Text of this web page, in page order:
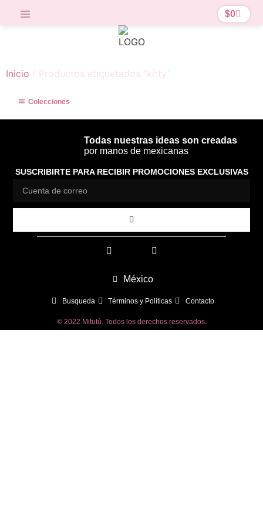
$0
Inicio / Productos etiquetados “kitty”
Colecciones
Todas nuestras ideas son creadas
por manos de mexicanas
SUSCRIBIRTE PARA RECIBIR PROMOCIONES EXCLUSIVAS
México
Busqueda Términos y Políticas Contacto
© 2022 Mitutú. Todos los derechos reservados.